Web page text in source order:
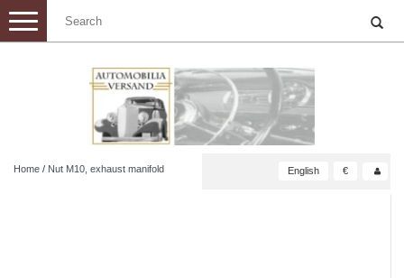
Toggle
navigation
Home / Nut M10, exhaust manifold English €